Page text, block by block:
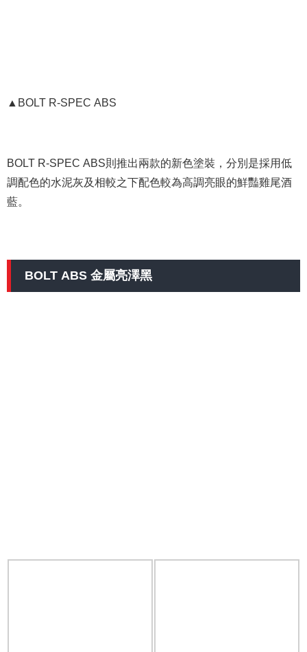
▲BOLT R-SPEC ABS
BOLT R-SPEC ABS則推出兩款的新色塗裝，分別是採用低
調配色的水泥灰及相較之下配色較為高調亮眼的鮮豔雞尾酒
藍。
BOLT ABS 金屬亮澤黑